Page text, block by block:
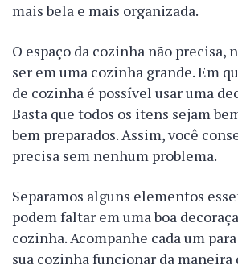
mais bela e mais organizada.
O espaço da cozinha não precisa,
ser em uma cozinha grande. Em
de cozinha é possível usar uma
Basta que todos os itens sejam
bem preparados. Assim, você
precisa sem nenhum problema.
Separamos alguns elementos
podem faltar em uma boa
cozinha. Acompanhe cada um
sua cozinha funcionar da maneira